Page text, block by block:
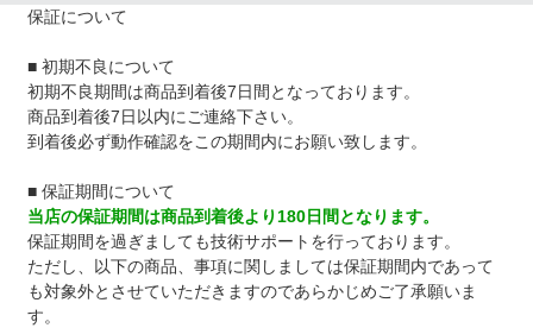
保証について
■ 初期不良について
初期不良期間は商品到着後7日間となっております。
商品到着後7日以内にご連絡下さい。
到着後必ず動作確認をこの期間内にお願い致します。
■ 保証期間について
当店の保証期間は商品到着後より180日間となります。
保証期間を過ぎましても技術サポートを行っております。
ただし、以下の商品、事項に関しましては保証期間内であって
も対象外とさせていただきますのであらかじめご了承願いま
す。